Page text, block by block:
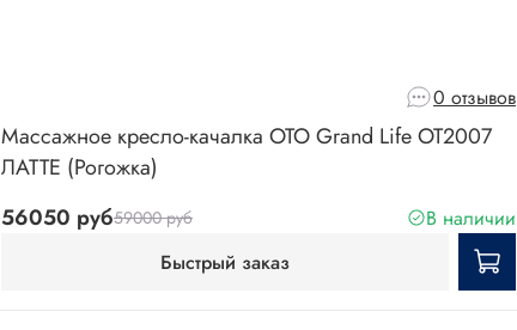
0 отзывов
Массажное кресло-качалка OTO Grand Life OT2007
ЛАТТЕ (Рогожка)
56050 руб59000 руб
В наличии
Быстрый заказ